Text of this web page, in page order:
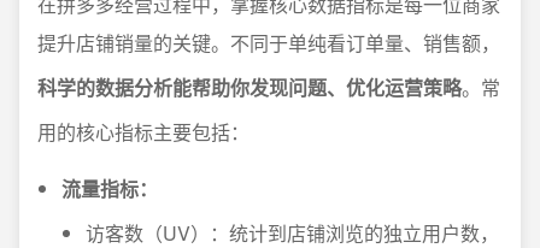
提升店铺销量的关键。不同于单纯看订单量、销售额，
科学的数据分析能帮助你发现问题、优化运营策略。常
用的核心指标主要包括：
流量指标：
访客数（UV）：统计到店铺浏览的独立用户数，